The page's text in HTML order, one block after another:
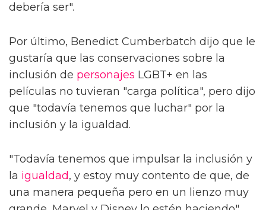
debería ser".
Por último, Benedict Cumberbatch dijo que le
gustaría que las conservaciones sobre la
inclusión de personajes LGBT+ en las
películas no tuvieran "carga política", pero dijo
que "todavía tenemos que luchar" por la
inclusión y la igualdad.
"Todavía tenemos que impulsar la inclusión y
la igualdad, y estoy muy contento de que, de
una manera pequeña pero en un lienzo muy